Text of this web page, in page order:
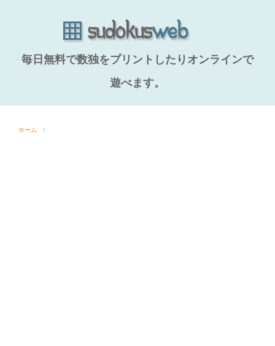
毎日無料で数独をプリントしたりオンラインで
遊べます。
ホーム